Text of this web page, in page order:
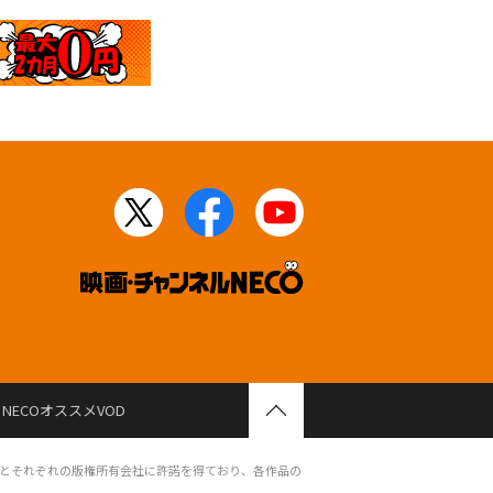
NECOオススメVOD
それぞれの版権所有会社に許諾を得ており、各作品の